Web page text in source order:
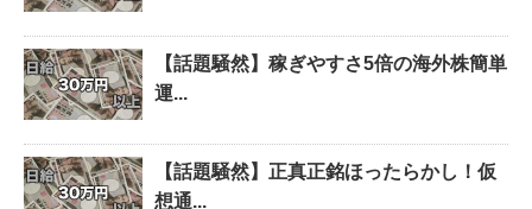
【話題騒然】稼ぎやすさ5倍の海外株簡単
運...
【話題騒然】正真正銘ほったらかし！仮
想通...